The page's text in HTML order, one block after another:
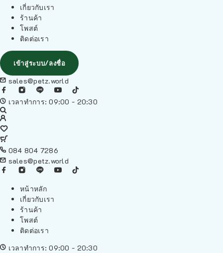
เกี่ยวกับเรา
ร้านค้า
โพสต์
ติดต่อเรา
เข้าสู่ระบบ/ลงชื่อ
sales@petz.world
เวลาทำการ: 09:00 - 20:30
084 804 7286
sales@petz.world
หน้าหลัก
เกี่ยวกับเรา
ร้านค้า
โพสต์
ติดต่อเรา
เวลาทำการ: 09:00 - 20:30